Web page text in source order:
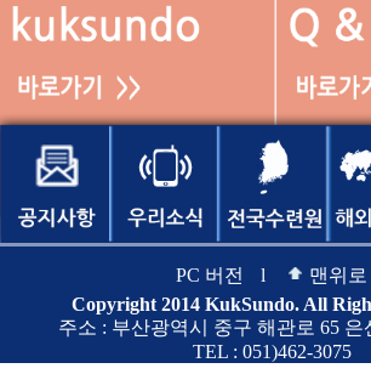
PC 버전 l
맨위로
Copyright 2014 KukSundo. All
주소 : 부산광역시 중구 해관로 65 은
TEL : 051)462-3075